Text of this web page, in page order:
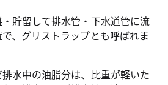
貯留して排水管・下水道管に流
、グリストラップとも呼ばれま
水中の油脂分は、比重が軽いた